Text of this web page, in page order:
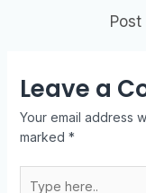
Post
Leave a
Your email address
marked *